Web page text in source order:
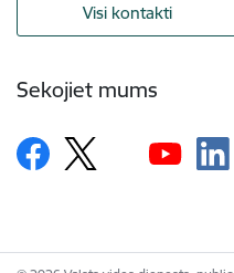
Visi kontakti
Sekojiet mums